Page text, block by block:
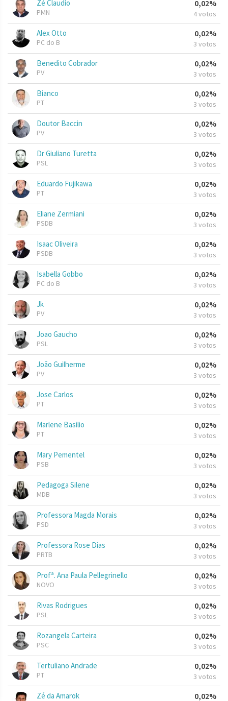
Zé Claudio
PMN
0,02%
4 votos
Alex Otto
PC do B
0,02%
3 votos
Benedito Cobrador
PV
0,02%
3 votos
Bianco
PT
0,02%
3 votos
Doutor Baccin
PV
0,02%
3 votos
Dr Giuliano Turetta
PSL
0,02%
3 votos
Eduardo Fujikawa
PT
0,02%
3 votos
Eliane Zermiani
PSDB
0,02%
3 votos
Isaac Oliveira
PSDB
0,02%
3 votos
Isabella Gobbo
PC do B
0,02%
3 votos
Jk
PV
0,02%
3 votos
Joao Gaucho
PSL
0,02%
3 votos
João Guilherme
PV
0,02%
3 votos
Jose Carlos
PT
0,02%
3 votos
Marlene Basilio
PT
0,02%
3 votos
Mary Pementel
PSB
0,02%
3 votos
Pedagoga Silene
MDB
0,02%
3 votos
Professora Magda Morais
PSD
0,02%
3 votos
Professora Rose Dias
PRTB
0,02%
3 votos
Profª. Ana Paula Pellegrinello
NOVO
0,02%
3 votos
Rivas Rodrigues
PSL
0,02%
3 votos
Rozangela Carteira
PSC
0,02%
3 votos
Tertuliano Andrade
PT
0,02%
3 votos
Zé da Amarok 0,02%